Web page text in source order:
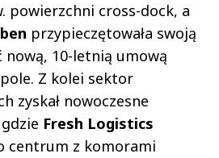
powierzchni cross-dock, a
przypieczętowała swoją
nową, 10-letnią umową
Z kolei sektor
zyskał nowoczesne
Fresh Logistics
centrum z komorami